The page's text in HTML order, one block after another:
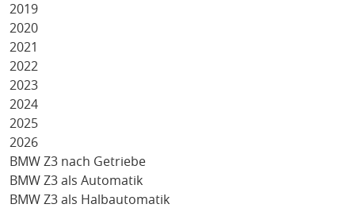
2019
2020
2021
2022
2023
2024
2025
2026
BMW Z3 nach Getriebe
BMW Z3 als Automatik
BMW Z3 als Halbautomatik